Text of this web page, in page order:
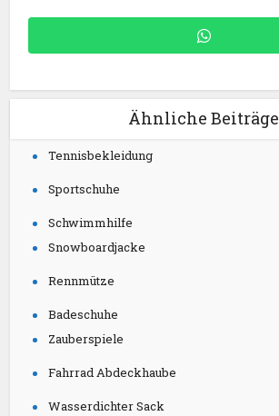
Ähnliche Beiträge
Tennisbekleidung
Sportschuhe
Schwimmhilfe
Snowboardjacke
Rennmütze
Badeschuhe
Zauberspiele
Fahrrad Abdeckhaube
Wasserdichter Sack